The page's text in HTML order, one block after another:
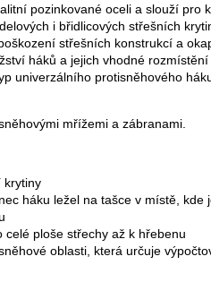
pozinkované oceli a slouží pro
i břidlicových střešních
střešních konstrukcí a
háků a jejich vhodné
univerzálního protisněhového
mřížemi a zábranami.
krytiny
háku ležel na tašce v místě, kde
ploše střechy až k hřebenu
oblasti, která určuje